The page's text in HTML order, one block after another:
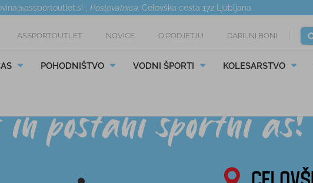
Poslovalnica: Celovška cesta 172Ljubljana
ASSPORTOUTLET NOVICE O PODJETJU DARILNI BONI
POHODNIŠTVO VODNI ŠPORTI KOLESARSTVO